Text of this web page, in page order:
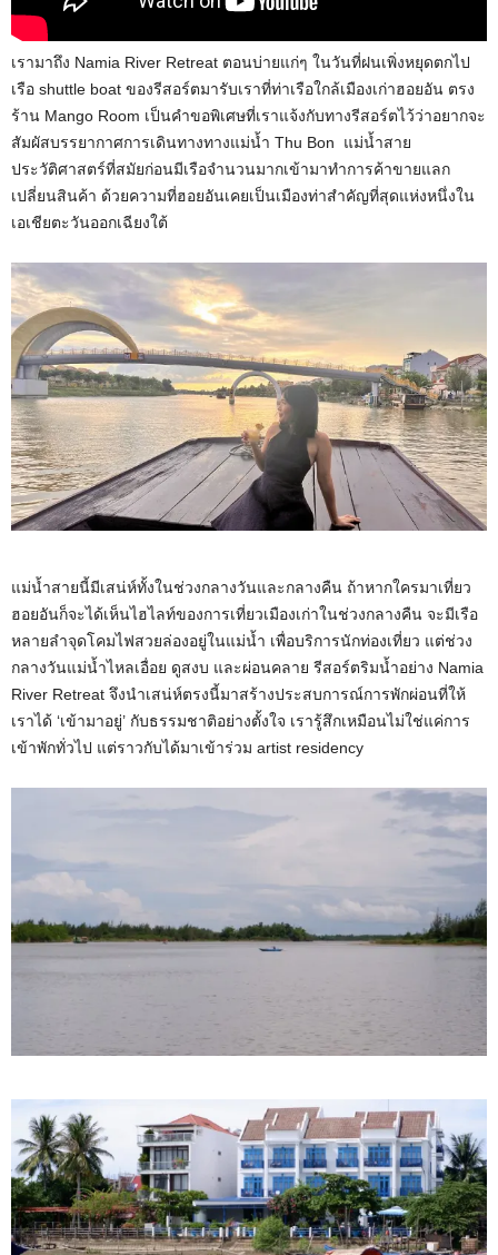
เรามาถึง Namia River Retreat ตอนบ่ายแก่ๆ ในวันที่ฝนเพิ่งหยุดตกไป
เรือ shuttle boat ของรีสอร์ตมารับเราที่ท่าเรือใกล้เมืองเก่าฮอยอัน ตรง
ร้าน Mango Room เป็นคำขอพิเศษที่เราแจ้งกับทางรีสอร์ตไว้ว่าอยากจะ
สัมผัสบรรยากาศการเดินทางทางแม่น้ำ Thu Bon แม่น้ำสาย
ประวัติศาสตร์ที่สมัยก่อนมีเรือจำนวนมากเข้ามาทำการค้าขายแลก
เปลี่ยนสินค้า ด้วยความที่ฮอยอันเคยเป็นเมืองท่าสำคัญที่สุดแห่งหนึ่งใน
เอเชียตะวันออกเฉียงใต้
แม่น้ำสายนี้มีเสน่ห์ทั้งในช่วงกลางวันและกลางคืน ถ้าหากใครมาเที่ยว
ฮอยอันก็จะได้เห็นไฮไลท์ของการเที่ยวเมืองเก่าในช่วงกลางคืน จะมีเรือ
หลายลำจุดโคมไฟสวยล่องอยู่ในแม่น้ำ เพื่อบริการนักท่องเที่ยว แต่ช่วง
กลางวันแม่น้ำไหลเอื่อย ดูสงบ และผ่อนคลาย รีสอร์ตริมน้ำอย่าง Namia
River Retreat จึงนำเสน่ห์ตรงนี้มาสร้างประสบการณ์การพักผ่อนที่ให้
เราได้ ‘เข้ามาอยู่’ กับธรรมชาติอย่างตั้งใจ เรารู้สึกเหมือนไม่ใช่แค่การ
เข้าพักทั่วไป แต่ราวกับได้มาเข้าร่วม artist residency